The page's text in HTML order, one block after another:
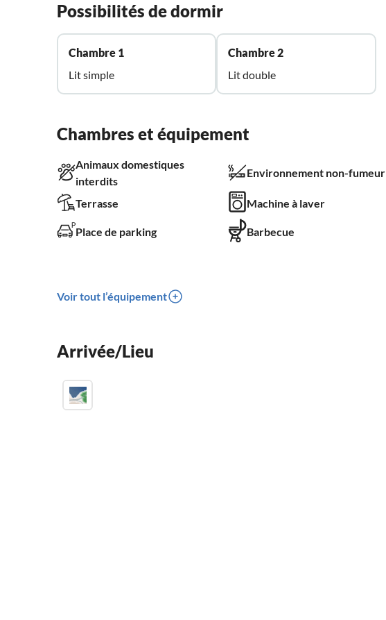
Possibilités de dormir
Chambre 1
Lit simple
Chambre 2
Lit double
Chambres et équipement
Animaux domestiques
interdits
Environnement non-fumeur
Terrasse Machine à laver
Place de parking Barbecue
Voir tout l’équipement
Arrivée/Lieu